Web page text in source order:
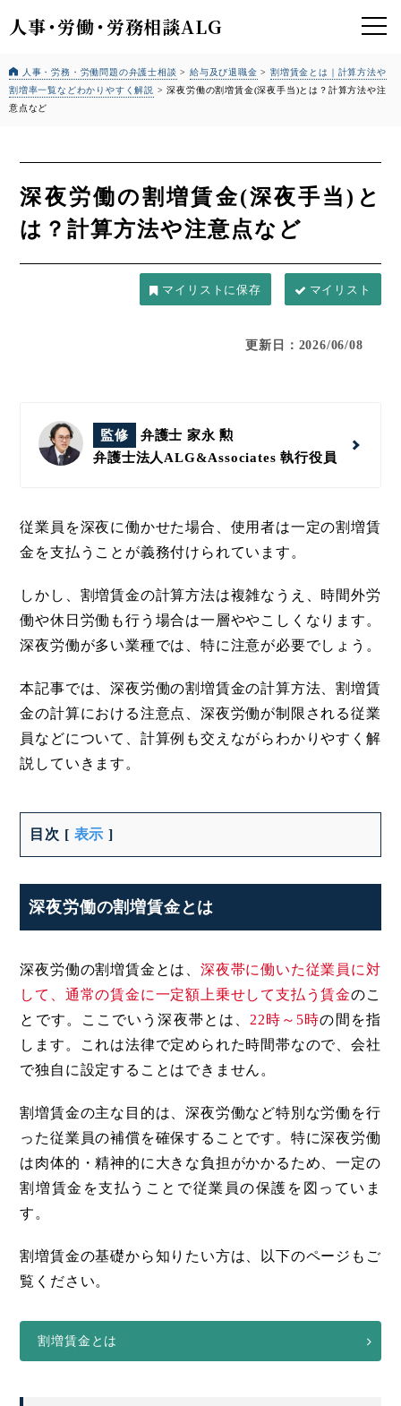
人事・労働・労務相談ALG
人事・労務・労働問題の弁護士相談 >給与及び退職金 >割増賃金とは｜計算方法や
割増率一覧などわかりやすく解説 >深夜労働の割増賃金(深夜手当)とは？計算方法や注
意点など
深夜労働の割増賃金(深夜手当)と
は？計算方法や注意点など
マイリスト
更新日：2026/06/08
監修
弁護士 家永 勲
弁護士法人ALG&Associates執行役員
従業員を深夜に働かせた場合、使用者は一定の割増賃
金を支払うことが義務付けられています。
しかし、割増賃金の計算方法は複雑なうえ、時間外労
働や休日労働も行う場合は一層ややこしくなります。
深夜労働が多い業種では、特に注意が必要でしょう。
本記事では、深夜労働の割増賃金の計算方法、割増賃
金の計算における注意点、深夜労働が制限される従業
員などについて、計算例も交えながらわかりやすく解
説していきます。
目次 [ 表示 ]
深夜労働の割増賃金とは
深夜労働の割増賃金とは、 深夜帯に働いた従業員に対
して、通常の賃金に一定額上乗せして支払う賃金のこ
とです。ここでいう深夜帯とは、 22時～5時の間を指
します。これは法律で定められた時間帯なので、会社
で独自に設定することはできません。
割増賃金の主な目的は、深夜労働など特別な労働を行
った従業員の補償を確保することです。特に深夜労働
は肉体的・精神的に大きな負担がかかるため、一定の
割増賃金を支払うことで従業員の保護を図っていま
す。
割増賃金の基礎から知りたい方は、以下のページもご
覧ください。
割増賃金とは